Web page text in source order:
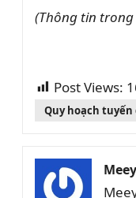
(Thông tin
Post Views:
Quy hoạch